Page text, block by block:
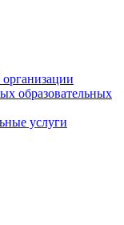
образовательных
услуги